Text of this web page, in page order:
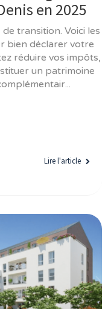
en 2025
transition. Voici les
bien déclarer votre
réduire vos impôts,
un patrimoine
Lire l'article